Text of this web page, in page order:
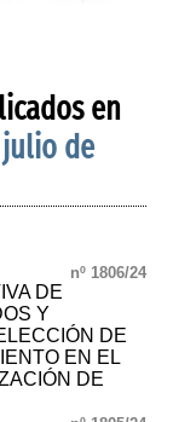
en
de
nº 1806/24
DE
Y
DE
EN EL
DE